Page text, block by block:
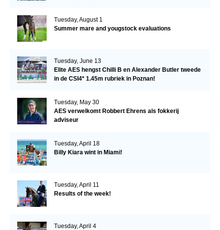
Tuesday, August 1
Summer mare and yougstock evaluations
Tuesday, June 13
Elite AES hengst Chilli B en Alexander Butler tweede
in de CSI4* 1.45m rubriek in Poznan!
Tuesday, May 30
AES verwelkomt Robbert Ehrens als fokkerij
adviseur
Tuesday, April 18
Billy Kiara wint in Miami!
Tuesday, April 11
Results of the week!
Tuesday, April 4